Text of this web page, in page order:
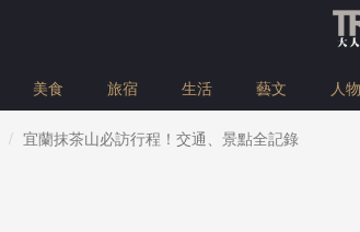
美食 旅宿 生活 藝文 人物
宜蘭抹茶山必訪行程！交通、景點全記錄